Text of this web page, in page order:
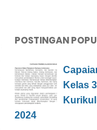
POSTINGAN
Kelas
2024